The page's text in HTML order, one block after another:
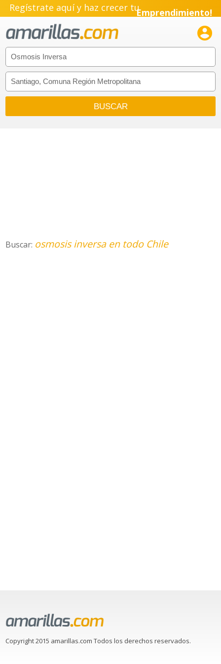
Regístrate aquí y haz crecer tuEmprendimiento!

Buscar: osmosis inversa en todo Chile
Copyright 2015 amarillas.com Todos los derechos reservados.